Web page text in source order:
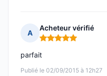
A
Acheteur vérifié
Note : 5 sur 5
Publié le 02/09/2015 à 12h27
parfait